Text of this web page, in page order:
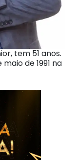
tem 51 anos.
de 1991 na